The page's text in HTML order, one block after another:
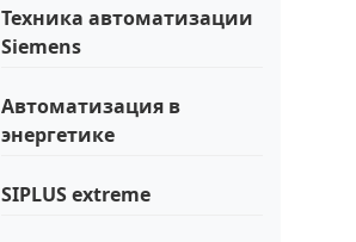
Техника автоматизации
Siemens
Автоматизация в
энергетике
SIPLUS extreme